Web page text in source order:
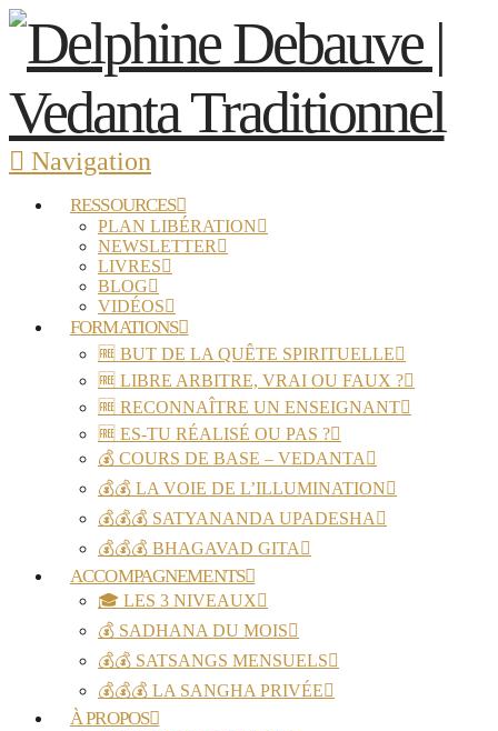
Navigation
RESSOURCES
PLAN LIBÉRATION
NEWSLETTER
LIVRES
BLOG
VIDÉOS
FORMATIONS
🆓 BUT DE LA QUÊTE SPIRITUELLE
🆓 LIBRE ARBITRE, VRAI OU FAUX ?
🆓 RECONNAÎTRE UN ENSEIGNANT
🆓 ES-TU RÉALISÉ OU PAS ?
💰 COURS DE BASE – VEDANTA
💰💰 LA VOIE DE L’ILLUMINATION
💰💰💰 SATYANANDA UPADESHA
💰💰💰 BHAGAVAD GITA
ACCOMPAGNEMENTS
🎓 LES 3 NIVEAUX
💰 SADHANA DU MOIS
💰💰 SATSANGS MENSUELS
💰💰💰 LA SANGHA PRIVÉE
À PROPOS